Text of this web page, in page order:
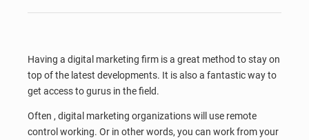
Having a digital marketing firm is a great method to stay on
top of the latest developments. It is also a fantastic way to
get access to gurus in the field.
Often , digital marketing organizations will use remote
control working. Or in other words, you can work from your